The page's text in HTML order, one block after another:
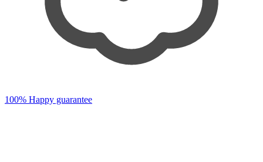
100% Happy guarantee